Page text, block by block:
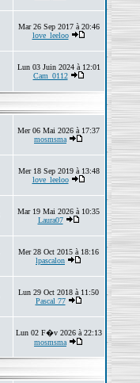
Mar 26 Sep 2017 à 20:46
love_leeloo
Lun 03 Juin 2024 à 12:01
Cam_0112
Mer 06 Mai 2026 à 17:37
mosmsma
Mer 18 Sep 2019 à 13:48
love_leeloo
Mar 19 Mai 2026 à 10:35
Laura07
Mer 28 Oct 2015 à 18:16
lpascalon
Lun 29 Oct 2018 à 11:50
Pascal 77
Lun 02 F�v 2026 à 22:13
mosmsma